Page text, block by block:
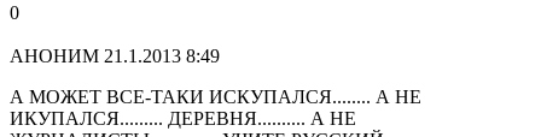
0
АНОНИМ 21.1.2013 8:49
А МОЖЕТ ВСЕ-ТАКИ ИСКУПАЛСЯ........ А НЕ
ИКУПАЛСЯ......... ДЕРЕВНЯ.......... А НЕ